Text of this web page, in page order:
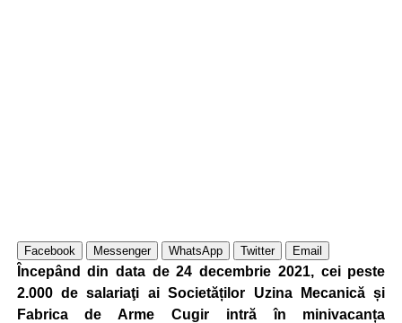
Facebook Messenger WhatsApp Twitter Email
Începând din data de 24 decembrie 2021, cei peste
2.000 de salariaţi ai Societăților Uzina Mecanică și
Fabrica de Arme Cugir intră în minivacanța